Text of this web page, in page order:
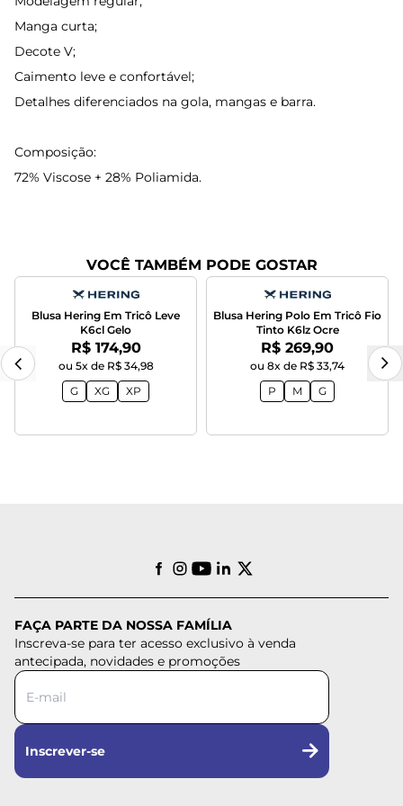
Manga curta;
Decote V;
Caimento leve e confortável;
Detalhes diferenciados na gola, mangas e barra.
Composição:
72% Viscose + 28% Poliamida.
VOCÊ TAMBÉM PODE GOSTAR
Blusa Hering Em Tricô Leve
K6cl Gelo
Por:
R$ 174,90
ou 5x de R$ 34,98
G
XG XP
Blusa Hering Polo Em Tricô Fio
Tinto K6lz Ocre
Por:
R$ 269,90
ou 8x de R$ 33,74
P
M G
FAÇA PARTE DA NOSSA FAMÍLIA
Inscreva-se para ter acesso exclusivo à venda
antecipada, novidades e promoções
Inscrever-se